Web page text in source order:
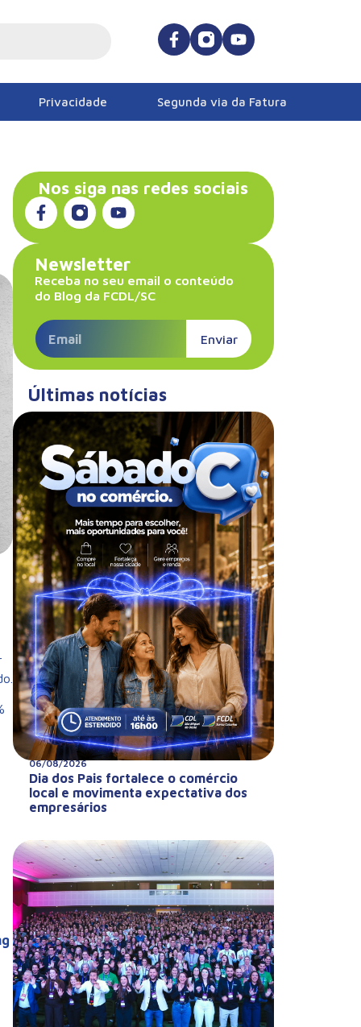
Privacidade Segunda via da Fatura
Nos siga nas redes sociais
Newsletter
Receba no seu email o conteúdo
do Blog da FCDL/SC
Enviar
Últimas notícias
06/08/2026
Dia dos Pais fortalece o comércio
local e movimenta expectativa dos
empresários